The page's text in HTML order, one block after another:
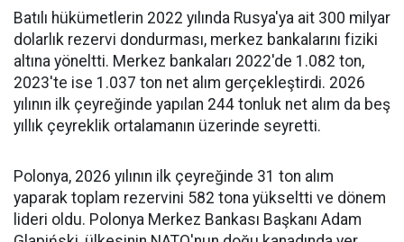
Batılı hükümetlerin 2022 yılında Rusya'ya ait 300 milyar
dolarlık rezervi dondurması, merkez bankalarını fiziki
altına yöneltti. Merkez bankaları 2022'de 1.082 ton,
2023'te ise 1.037 ton net alım gerçekleştirdi. 2026
yılının ilk çeyreğinde yapılan 244 tonluk net alım da beş
yıllık çeyreklik ortalamanın üzerinde seyretti.
Polonya, 2026 yılının ilk çeyreğinde 31 ton alım
yaparak toplam rezervini 582 tona yükseltti ve dönem
lideri oldu. Polonya Merkez Bankası Başkanı Adam